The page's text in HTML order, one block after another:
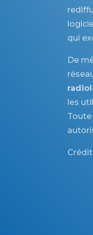
qui
De
les
Toute